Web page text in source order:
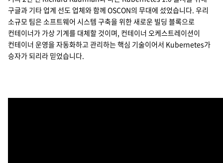
Cello Square
디지털 물류 서비스
인사이트
고객사례
구글과 기타 업계 선도 업체와 함께 OSCON의 무대에 섰었습니다. 우리
소규모 팀은 소프트웨어 시스템 구축을 위한 새로운 빌딩 블록으로
컨테이너가 가상 기계를 대체할 것이며, 컨테이너 오케스트레이션이
컨테이너 운영을 자동화하고 관리하는 핵심 기술이어서 Kubernetes가
승자가 되리라 믿었습니다.